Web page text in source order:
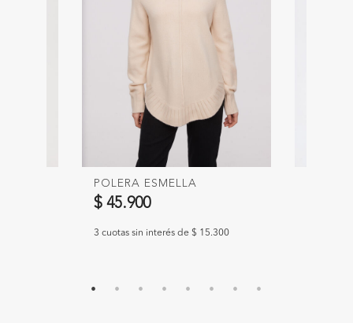
POLERA ESMELLA
$ 45.900
3 cuotas sin interés de $ 15.300